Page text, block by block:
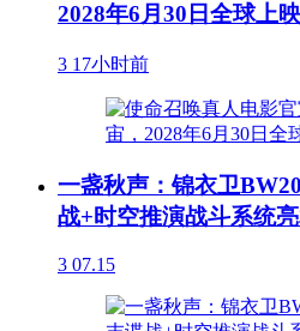
2028年6月30日全球上映
3 17小时前
一盏秋声：锦衣卫
战+时空推演战斗系统
3 07.15